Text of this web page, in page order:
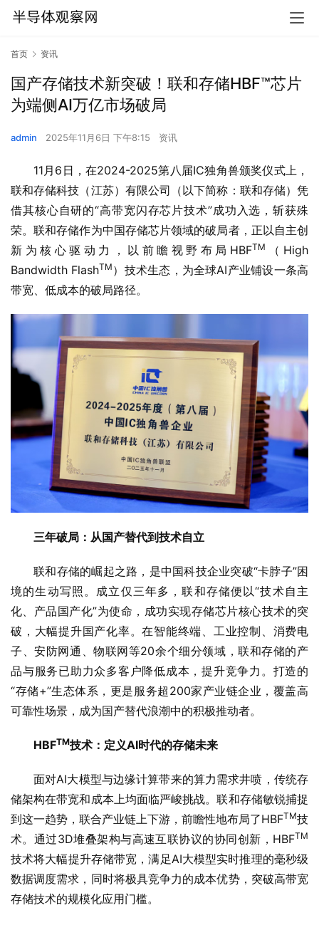
首页 资讯
国产存储技术新突破！联和存储HBF™芯片
为端侧AI万亿市场破局
admin 2025年11月6日 下午8:15 资讯
11月6日，在2024-2025第八届IC独角兽颁奖仪式上，
联和存储科技（江苏）有限公司（以下简称：联和存储）凭
借其核心自研的“高带宽闪存芯片技术”成功入选，斩获殊
荣。联和存储作为中国存储芯片领域的破局者，正以自主创
新为核心驱动力，以前瞻视野布局HBFTM
（High
Bandwidth FlashTM ）技术生态，为全球AI产业铺设一条高
带宽、低成本的破局路径。
三年破局：从国产替代到技术自立
联和存储的崛起之路，是中国科技企业突破“卡脖子”困
境的生动写照。成立仅三年多，联和存储便以“技术自主
化、产品国产化”为使命，成功实现存储芯片核心技术的突
破，大幅提升国产化率。在智能终端、工业控制、消费电
子、安防网通、物联网等20余个细分领域，联和存储的产
品与服务已助力众多客户降低成本，提升竞争力。打造的
“存储+”生态体系，更是服务超200家产业链企业，覆盖高
可靠性场景，成为国产替代浪潮中的积极推动者。
HBFTM技术：定义AI时代的存储未来
面对AI大模型与边缘计算带来的算力需求井喷，传统存
储架构在带宽和成本上均面临严峻挑战。联和存储敏锐捕捉
到这一趋势，联合产业链上下游，前瞻性地布局了HBFTM技
术。通过3D堆叠架构与高速互联协议的协同创新，HBFTM
技术将大幅提升存储带宽，满足AI大模型实时推理的毫秒级
数据调度需求，同时将极具竞争力的成本优势，突破高带宽
存储技术的规模化应用门槛。